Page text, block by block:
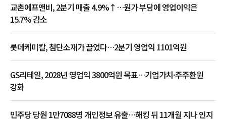
교촌에프앤비, 2분기 매출 4.9%↑…원가 부담에 영업이익은
15.7% 감소
롯데케미칼, 첨단소재가 끌었다…2분기 영업익 1101억원
GS리테일, 2028년 영업익 3800억원 목표…기업가치·주주환원
강화
민주당 당원 1만7088명 개인정보 유출…해킹 뒤 11개월 지나 인지